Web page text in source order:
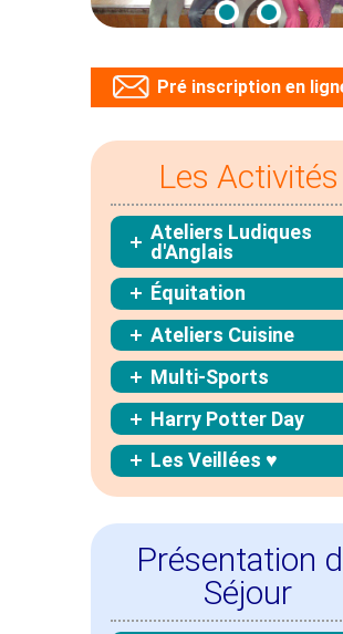
Pré inscription en
Les Activités
Ateliers Ludiques
d'Anglais
Équitation
Ateliers Cuisine
Multi-Sports
Harry Potter Day
Les Veillées ♥
Présentation
Séjour